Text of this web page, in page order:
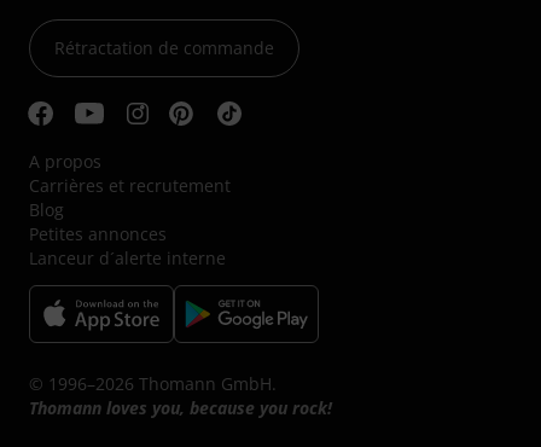
Rétractation de commande
A propos
Carrières et recrutement
Blog
Petites annonces
Lanceur d´alerte interne
© 1996–2026 Thomann GmbH.
Thomann loves you, because you rock!